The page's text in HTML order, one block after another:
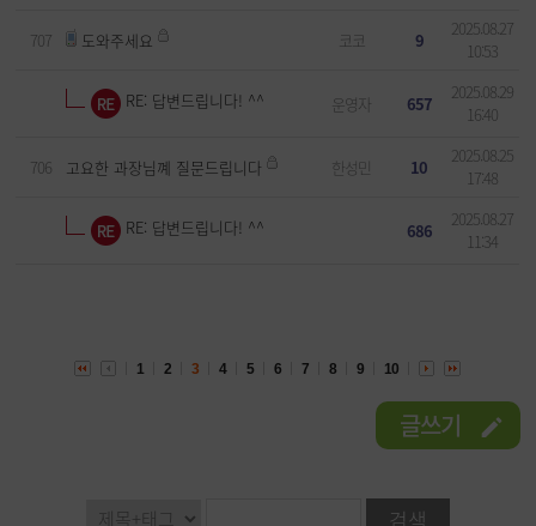
707 도와주세요 코코 9
2025.08.27
10:53
RE: 답변드립니다! ^^ 운영자 657
2025.08.29
16:40
706 고요한 과장님꼐 질문드립니다 한성민 10
2025.08.25
17:48
RE: 답변드립니다! ^^ 686
2025.08.27
11:34
1 2 3 4 5 6 7 8 9 10
글쓰기